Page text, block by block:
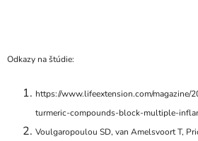
Odkazy na štúdie:
https://www.lifeextension.com/magazine/
turmeric-compounds-block-multiple-
Voulgaropoulou SD, van Amelsvoort T,